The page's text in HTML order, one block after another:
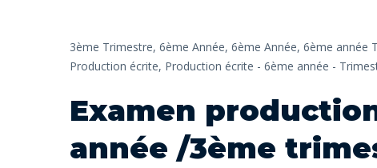
3ème Trimestre, 6ème Année, 6ème Année, 6ème année
Production écrite, Production écrite - 6ème année -
Examen
année /3ème